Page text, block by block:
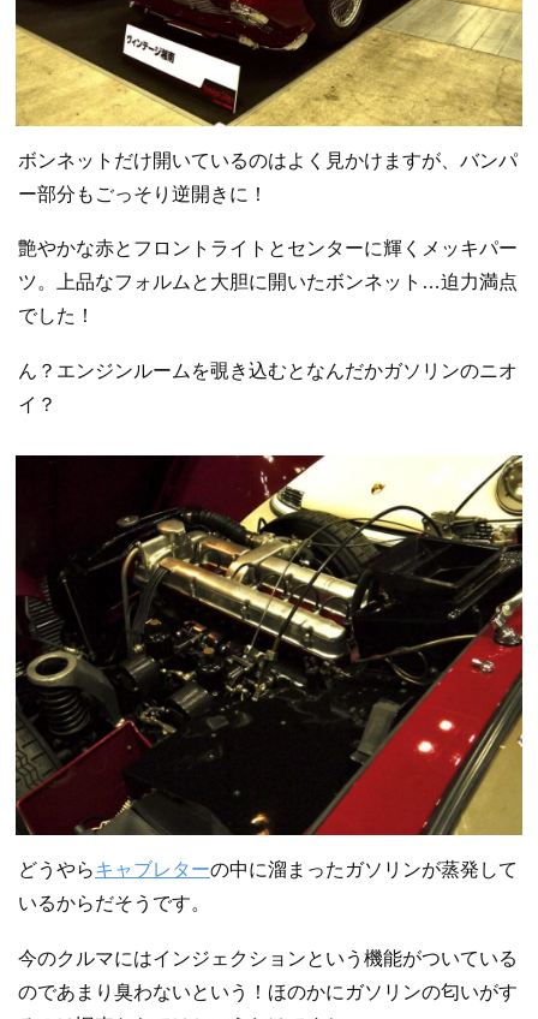
ボンネットだけ開いているのはよく見かけますが、バンパ
ー部分もごっそり逆開きに！
艶やかな赤とフロントライトとセンターに輝くメッキパー
ツ。上品なフォルムと大胆に開いたボンネット…迫力満点
でした！
ん？エンジンルームを覗き込むとなんだかガソリンのニオ
イ？
どうやらキャブレターの中に溜まったガソリンが蒸発して
いるからだそうです。
今のクルマにはインジェクションという機能がついている
のであまり臭わないという！ほのかにガソリンの匂いがす